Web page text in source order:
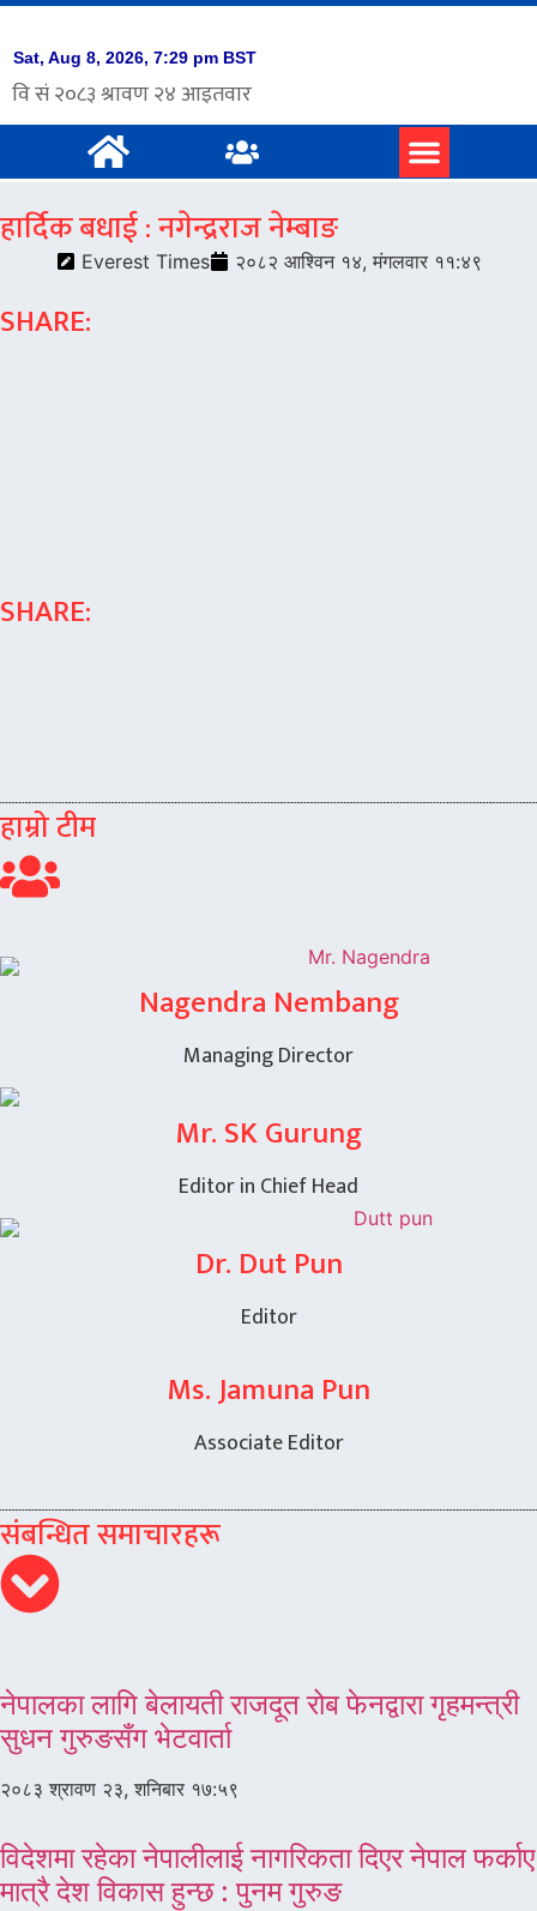
हार्दिक बधाई : नगेन्द्रराज नेम्बाङ
Everest Times २०८२ आश्विन १४, मंगलवार ११:४९
SHARE:
SHARE:
हाम्रो टीम
Nagendra Nembang
Managing Director
Mr. SK Gurung
Editor in Chief Head
Dr. Dut Pun
Editor
Ms. Jamuna Pun
Associate Editor
संबन्धित समाचारहरू
नेपालका लागि बेलायती राजदूत रोब फेनद्वारा गृहमन्त्री
सुधन गुरुङसँग भेटवार्ता
२०८३ श्रावण २३, शनिबार १७:५९
विदेशमा रहेका नेपालीलाई नागरिकता दिएर नेपाल फर्काए
मात्रै देश विकास हुन्छ : पुनम गुरुङ